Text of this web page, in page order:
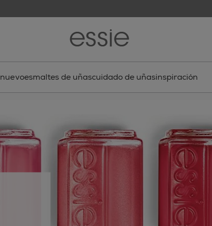
nuevoesmaltes de uñascuidado de uñasinspiración